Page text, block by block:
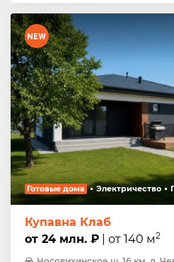
Готовые дома Электричество
Купавна Клаб
от 24 млн. ₽ | от 140 м2